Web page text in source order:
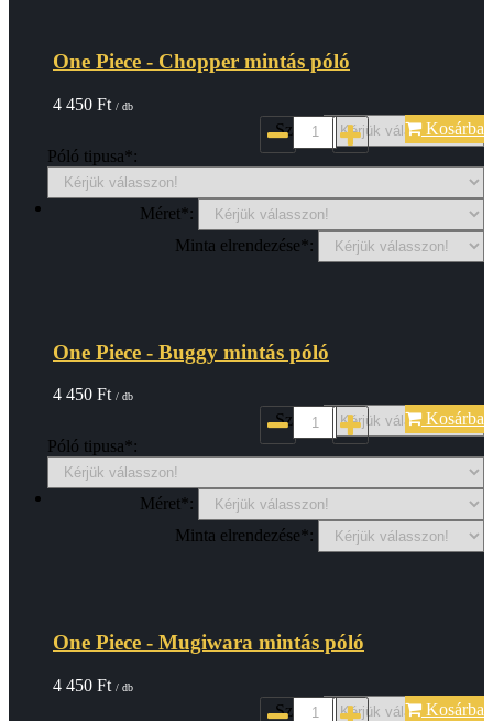
One Piece - Chopper mintás póló
4 450 Ft / db
Szin*:
Póló tipusa*:
Méret*:
Minta elrendezése*:
Kosárba
One Piece - Buggy mintás póló
4 450 Ft / db
Szin*:
Póló tipusa*:
Méret*:
Minta elrendezése*:
Kosárba
One Piece - Mugiwara mintás póló
4 450 Ft / db
Szin*:
Kosárba